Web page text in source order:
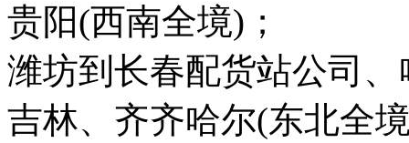
贵阳(西南全境)；
潍坊到长春配货站公司
吉林、齐齐哈尔(东北全